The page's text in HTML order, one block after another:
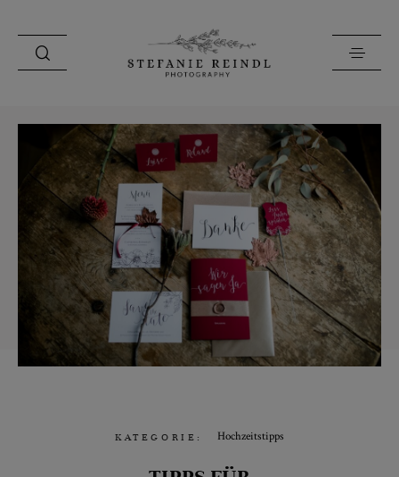
PORTFOLIO
ÜBER MICH
HOCHZEITSTIPPS
SHOP
BLOG
KONTAKT
KATEGORIE: Hochzeitstipps